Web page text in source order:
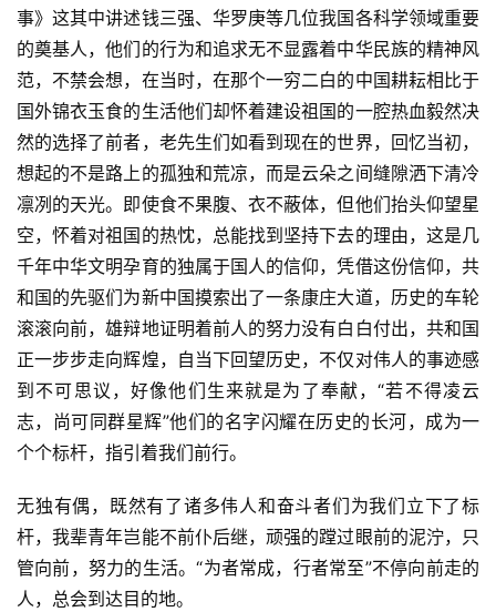
首
页
好
词
好
经
典
歌
事》这其中讲述钱三强、华罗庚等几位我国各科学领域重要
的奠基人，他们的行为和追求无不显露着中华民族的精神风
范，不禁会想，在当时，在那个一穷二白的中国耕耘相比于
国外锦衣玉食的生活他们却怀着建设祖国的一腔热血毅然决
然的选择了前者，老先生们如看到现在的世界，回忆当初，
想起的不是路上的孤独和荒凉，而是云朵之间缝隙洒下清冷
凛冽的天光。即使食不果腹、衣不蔽体，但他们抬头仰望星
空，怀着对祖国的热忱，总能找到坚持下去的理由，这是几
千年中华文明孕育的独属于国人的信仰，凭借这份信仰，共
和国的先驱们为新中国摸索出了一条康庄大道，历史的车轮
滚滚向前，雄辩地证明着前人的努力没有白白付出，共和国
正一步步走向辉煌，自当下回望历史，不仅对伟人的事迹感
到不可思议，好像他们生来就是为了奉献，“若不得凌云
志，尚可同群星辉”他们的名字闪耀在历史的长河，成为一
个个标杆，指引着我们前行。
无独有偶，既然有了诸多伟人和奋斗者们为我们立下了标
杆，我辈青年岂能不前仆后继，顽强的蹚过眼前的泥泞，只
管向前，努力的生活。“为者常成，行者常至”不停向前走的
人，总会到达目的地。